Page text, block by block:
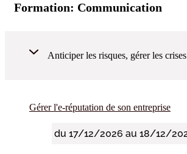
Formation: Communication
Anticiper les risques, gérer les crises
Gérer l'e-réputation de son entreprise